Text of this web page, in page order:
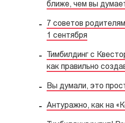
ближе, чем вы
7 советов
1 сентября
Тимбилдинг с
как правильно
Вы думали, это
Антуражно, как на